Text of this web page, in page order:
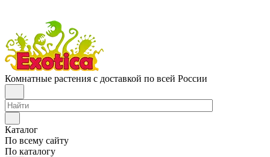
Комнатные растения с доставкой по всей России
Каталог
По всему сайту
По каталогу